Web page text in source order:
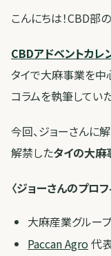
こんにちは！CBD部
CBDアドベントカレ
タイで大麻事業を中
コラムを執筆してい
今回、ジョーさんに
解禁したタイの大麻
〈ジョーさんのプロフ
大麻産業グルー
Paccan Agro代